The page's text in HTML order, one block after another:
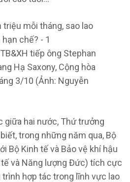
tiếp ông Stephan
Hạ Saxony, Cộng hòa
3/10 (Ảnh: Nguyễn
giữa hai nước, Thứ trưởng
trong những năm qua, Bộ
Bộ Kinh tế và Bảo vệ khí hậu
và Năng lượng Đức) tích cực
hợp tác trong lĩnh vực lao